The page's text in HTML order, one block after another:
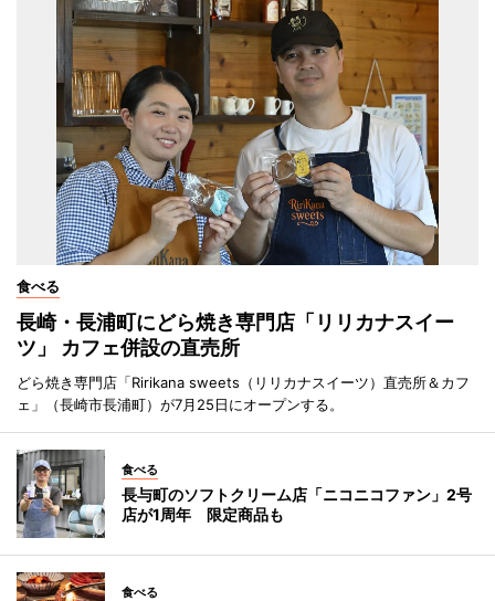
食べる
長崎・長浦町にどら焼き専門店「リリカナスイー
ツ」 カフェ併設の直売所
どら焼き専門店「Ririkana sweets（リリカナスイーツ）直売所＆カフ
ェ」（長崎市長浦町）が7月25日にオープンする。
食べる
長与町のソフトクリーム店「ニコニコファン」2号
店が1周年 限定商品も
食べる